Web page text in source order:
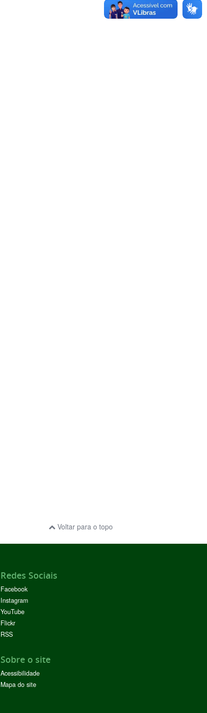
Voltar para o topo
Redes Sociais
Facebook
Instagram
YouTube
Flickr
RSS
Sobre o site
Acessibilidade
Mapa do site